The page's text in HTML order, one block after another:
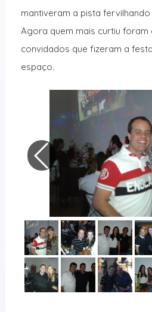
mantiveram a pista
Agora quem mais curtiu foram
convidados que fizeram a
espaço.